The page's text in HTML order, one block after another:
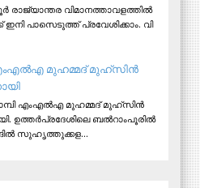
രാ​ജ്യാ​ന്ത​ര വി​മാ​ന​ത്താ​വ​ള​ത്തി​ൽ
പാ​സെ​ടു​ത്ത് പ്ര​വേ​ശി​ക്കാം. വി​
എംഎല്‍എ മുഹമ്മദ് മുഹ്‌സിന്‍
എംഎല്‍എ മുഹമ്മദ് മുഹ്‌സിന്‍
ഉത്തര്‍പ്രദേശിലെ ബല്‍റാംപൂരില്‍
സുഹൃത്തുക്കള...